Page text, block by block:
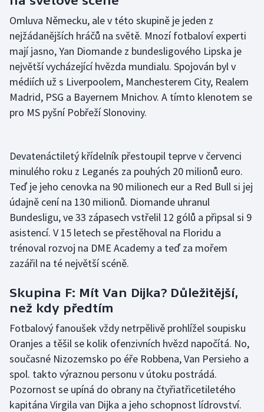
Omluva Německu, ale v této skupině je jeden z
nejžádanějších hráčů na světě. Mnozí fotbaloví experti
mají jasno, Yan Diomande z bundesligového Lipska je
největší vycházející hvězda mundialu. Spojován byl v
médiích už s Liverpoolem, Manchesterem City, Realem
Madrid, PSG a Bayernem Mnichov. A tímto klenotem se
pro MS pyšní Pobřeží Slonoviny.
Devatenáctiletý křídelník přestoupil teprve v červenci
minulého roku z Leganés za pouhých 20 milionů euro.
Teď je jeho cenovka na 90 milionech eur a Red Bull si jej
údajně cení na 130 milionů. Diomande uhranul
Bundesligu, ve 33 zápasech vstřelil 12 gólů a připsal si 9
asistencí. V 15 letech se přestěhoval na Floridu a
trénoval rozvoj na DME Academy a teď za mořem
zazářil na té největší scéně.
Skupina F: Mít Van Dijka? Důležitější,
než kdy předtím
Fotbalový fanoušek vždy netrpělivě prohlížel soupisku
Oranjes a těšil se kolik ofenzivních hvězd napočítá. No,
současné Nizozemsko po éře Robbena, Van Persieho a
spol. takto výraznou personu v útoku postrádá.
Pozornost se upíná do obrany na čtyřiatřicetiletého
kapitána Virgila van Dijka a jeho schopnost lídrovství.